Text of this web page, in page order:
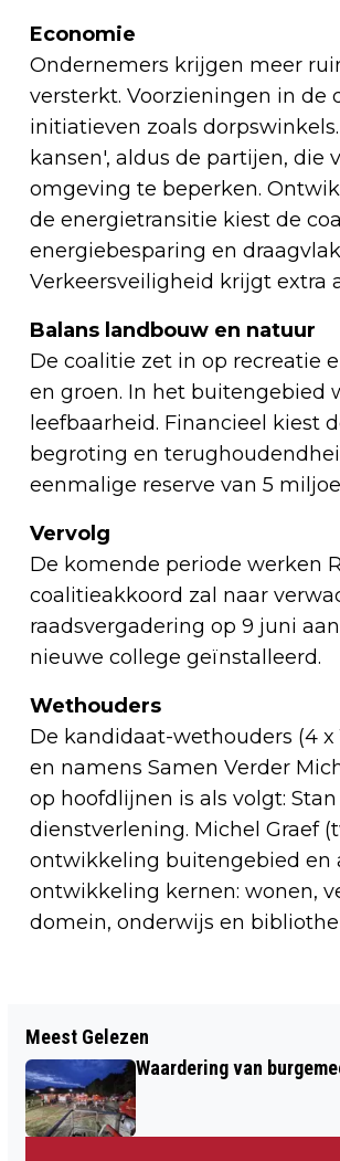
Economie
Ondernemers krijgen meer
versterkt. Voorzieningen in
initiatieven zoals
kansen', aldus de partijen,
omgeving te beperken.
de energietransitie kiest de
energiebesparing en
Verkeersveiligheid krijgt extra
Balans landbouw en natuur
De coalitie zet in op recreatie
en groen. In het buitengebied
leefbaarheid. Financieel kiest
begroting en
eenmalige reserve van 5
Vervolg
De komende periode werken
coalitieakkoord zal naar
raadsvergadering op 9 juni
nieuwe college geïnstalleerd.
Wethouders
De kandidaat-wethouders (4 x
en namens Samen Verder
op hoofdlijnen is als volgt:
dienstverlening. Michel Graef
ontwikkeling buitengebied en
ontwikkeling kernen: wonen,
domein, onderwijs en
BOER ZOEKT BUUR BIJ
GROENTEGAARD
Meest Gelezen
Waardering van